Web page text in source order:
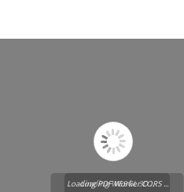
Loading WEBGL 3D ...
Loading PDF Worker CORS ...